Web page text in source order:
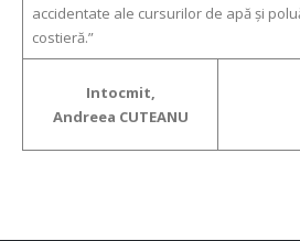
accidentate ale cursurilor de apă și
costieră.”
Intocmit,
Andreea CUTEANU